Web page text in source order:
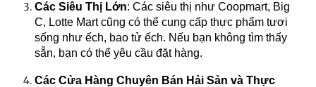
Các Siêu Thị Lớn: Các siêu thị như Coopmart, Big
C, Lotte Mart cũng có thể cung cấp thực phẩm tươi
sống như ếch, bao tử ếch. Nếu bạn không tìm thấy
sẵn, bạn có thể yêu cầu đặt hàng.
Các Cửa Hàng Chuyên Bán Hải Sản và Thực